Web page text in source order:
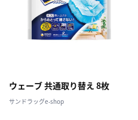
ウェーブ 共通取り替え 8枚
サンドラッグe-shop